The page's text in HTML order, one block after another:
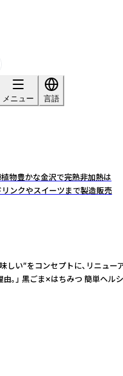
メニュー
言語
物豊かな金沢で完熟非加熱は
ンクやスイーツまで製造販売
をコンセプトに、リ
黒ごま×はちみつ